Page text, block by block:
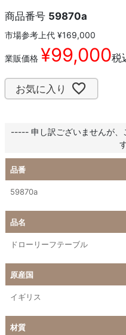
商品番号 59870a
市場参考上代 ¥169,000
業販価格 ¥99,000税
お気に入り
----- 申し訳ございませんが、
品番
59870a
品名
ドローリーフテーブル
原産国
イギリス
材質